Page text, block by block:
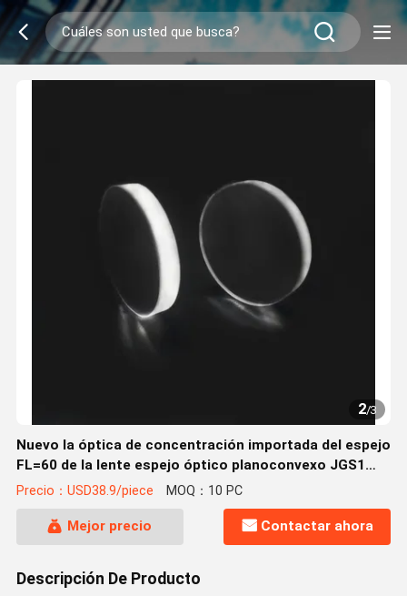
2/3
Nuevo la óptica de concentración importada del espejo
FL=60 de la lente espejo óptico planoconvexo JGS1
1064nmAR 25.4*5m m del foco del laser
Precio：USD38.9/piece MOQ：10 PC
Mejor precio Contactar ahora
Descripción De Producto